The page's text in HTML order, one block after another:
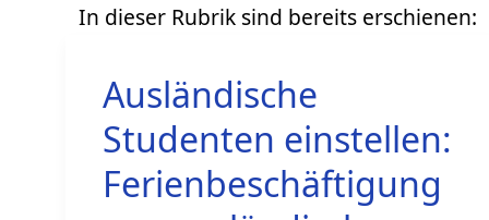
Ausländische
Studenten einstellen:
Ferienbeschäftigung